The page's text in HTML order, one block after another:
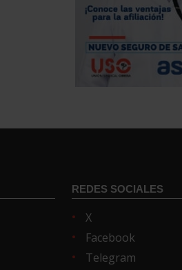
REDES SOCIALES
X
Facebook
Telegram